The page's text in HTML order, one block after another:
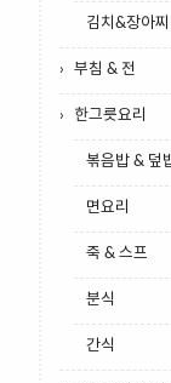
김치&장아찌
부침 & 전
한그릇요리
볶음밥 & 덮
면요리
죽 & 스프
분식
간식